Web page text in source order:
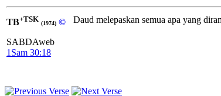
TB+TSK (1974) ©
SABDAweb
1Sam 30:18
Daud melepaskan semua apa yang